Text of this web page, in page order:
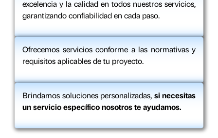
excelencia y la calidad en todos nuestros servicios,
garantizando confiabilidad en cada paso.
Ofrecemos servicios conforme a las normativas y
requisitos aplicables de tu proyecto.
Brindamos soluciones personalizadas, si necesitas
un servicio específico nosotros te ayudamos.